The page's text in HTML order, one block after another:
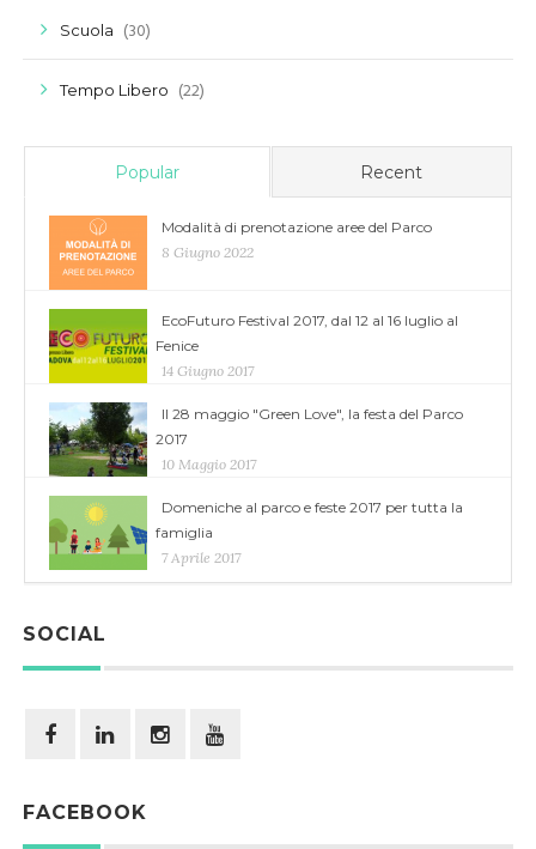
Scuola (30)
Tempo Libero (22)
Popular Recent
Modalità di prenotazione aree del Parco
8 Giugno 2022
EcoFuturo Festival 2017, dal 12 al 16 luglio al
Fenice
14 Giugno 2017
Il 28 maggio "Green Love", la festa del Parco
2017
10 Maggio 2017
Domeniche al parco e feste 2017 per tutta la
famiglia
7 Aprile 2017
SOCIAL
FACEBOOK